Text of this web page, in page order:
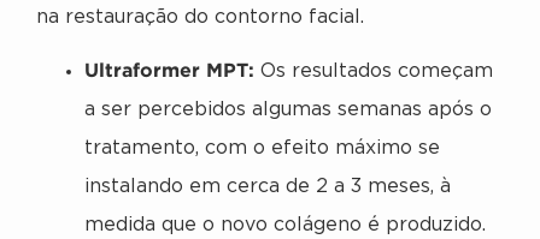
na restauração do contorno facial.
Ultraformer MPT: Os resultados começam
a ser percebidos algumas semanas após o
tratamento, com o efeito máximo se
instalando em cerca de 2 a 3 meses, à
medida que o novo colágeno é produzido.